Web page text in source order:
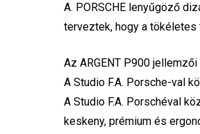
A. PORSCHE lenyűgöző
terveztek, hogy a tökéletes
Az ARGENT P900 jellemzői
A Studio F.A. Porsche-val
A Studio F.A. Porschéval
keskeny, prémium és